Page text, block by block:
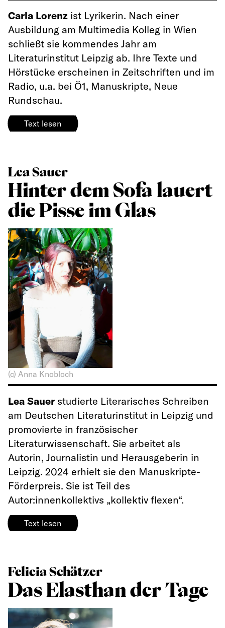
Carla Lorenz ist Lyrikerin. Nach einer
Ausbildung am Multimedia Kolleg in Wien
schließt sie kommendes Jahr am
Literaturinstitut Leipzig ab. Ihre Texte und
Hörstücke erscheinen in Zeitschriften und im
Radio, u.a. bei Ö1, Manuskripte, Neue
Rundschau.
Text lesen
Lea Sauer
Hinter dem Sofa lauert
die Pisse im Glas
(c) Anna Knobloch
Lea Sauer studierte Literarisches Schreiben
am Deutschen Literaturinstitut in Leipzig und
promovierte in französischer
Literaturwissenschaft. Sie arbeitet als
Autorin, Journalistin und Herausgeberin in
Leipzig. 2024 erhielt sie den Manuskripte-
Förderpreis. Sie ist Teil des
Autor:innenkollektivs „kollektiv flexen“.
Text lesen
Felicia Schätzer
Das Elasthan der Tage